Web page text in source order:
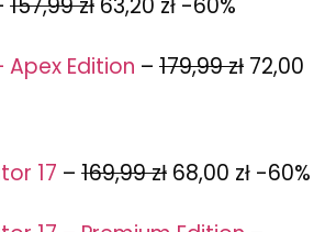
Apex Edition – 179,99 zł 72,00
17 – 169,99 zł 68,00 zł -60%